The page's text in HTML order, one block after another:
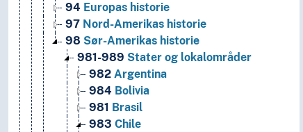
94 Europas historie
97 Nord-Amerikas historie
98 Sør-Amerikas historie
981-989 Stater og lokalområder
982 Argentina
984 Bolivia
981 Brasil
983 Chile